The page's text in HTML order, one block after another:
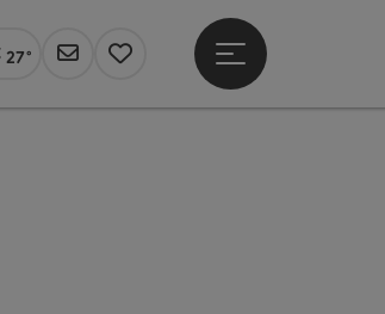
Aktuelles Wetter Linz, sonnig
27°
Newsletter
Merkzettel
Hauptmenü öffnen